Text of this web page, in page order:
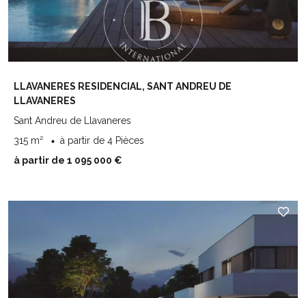
LLAVANERES RESIDENCIAL, SANT ANDREU DE
LLAVANERES
Sant Andreu de Llavaneres
315 m²
à partir de 4 Pièces
à partir de 1 095 000 €